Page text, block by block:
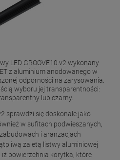
LED GROOVE10.v2 wykonany
z aluminium anodowanego w
odporności na zarysowania.
wyboru jej transparentności:
lub czarny.
sprawdzi się doskonale jako
w sufitach podwieszanych,
i aranżacjach
zaletą listwy aluminiowej
iż powierzchnia korytka, które